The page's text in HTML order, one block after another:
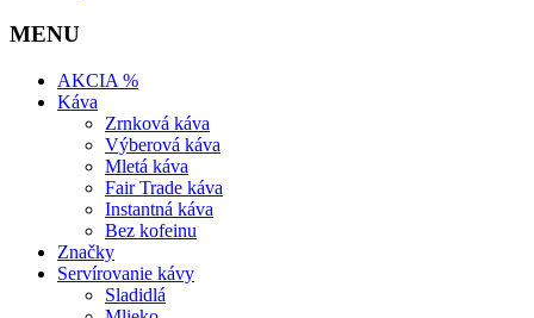
MENU
AKCIA %
Káva
Zrnková káva
Výberová káva
Mletá káva
Fair Trade káva
Instantná káva
Bez kofeinu
Značky
Servírovanie kávy
Sladidlá